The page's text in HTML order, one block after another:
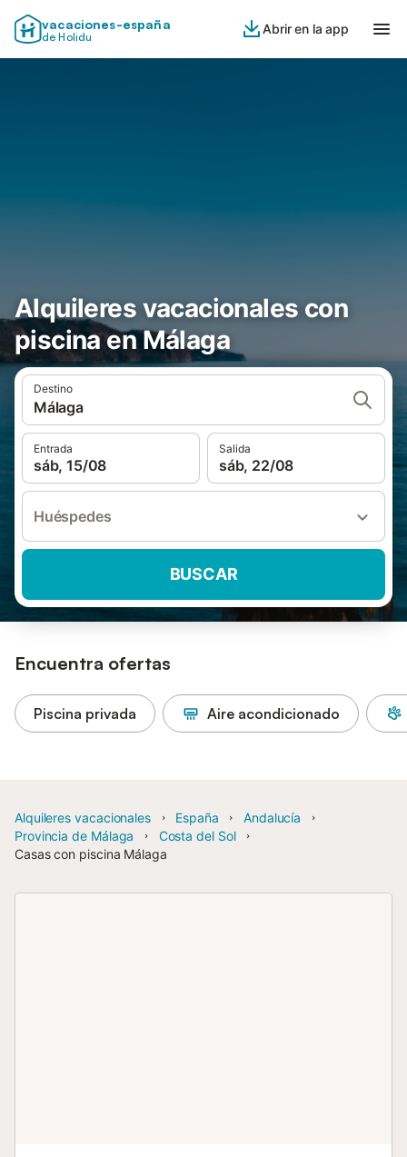
vacaciones-españa
de Holidu
Abrir en la app
Alquileres vacacionales con
piscina en Málaga
Destino
Málaga
Entrada
sáb, 15/08
Salida
sáb, 22/08
Huéspedes
BUSCAR
Encuentra ofertas
Piscina privada Aire acondicionado
Alquileres vacacionales España
Andalucía
Provincia de Málaga
Costa del Sol
Casas con piscina Málaga